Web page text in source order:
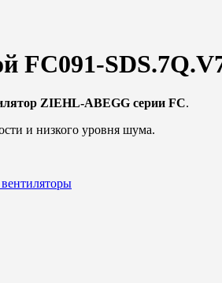
FC091-
ZIEHL-ABEGG серии FC.
и низкого уровня шума.